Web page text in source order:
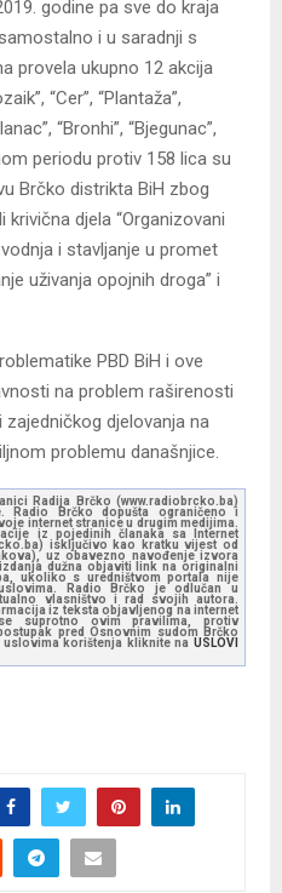
godine pa sve do kraja
i u saradnji s
provela ukupno 12 akcija
“Cer”, “Plantaža”,
“Bronhi”, “Bjegunac”,
periodu protiv 158 lica su
Brčko distrikta BiH zbog
djela “Organizovani
i stavljanje u promet
uživanja opojnih droga” i
PBD BiH i ove
na problem raširenosti
djelovanja na
problemu današnjice.
Radija Brčko (www.radiobrcko.ba)
Radio Brčko dopušta ograničeno i
internet stranice u drugim medijima.
iz pojedinih članaka sa Internet
isključivo kao kratku vijest od
uz obavezno navođenje izvora
dužna objaviti link na originalni
ukoliko s uredništvom portala nije
Radio Brčko je odlučan u
vlasništvo i rad svojih autora.
iz teksta objavljenog na internet
suprotno ovim pravilima, protiv
pred Osnovnim sudom Brčko
korištenja kliknite na USLOVI